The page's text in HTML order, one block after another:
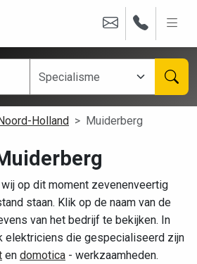
Holland Muiderberg
op dit moment zevenenveertig
staan. Klik op de naam van de
van het bedrijf te bekijken. In
elektriciens die gespecialiseerd zijn
en domotica - werkzaamheden.